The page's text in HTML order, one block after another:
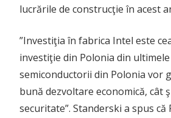
lucrările de construcţie în acest
”Investiţia în fabrica Intel este
investiţie din Polonia din ultimele
semiconductorii din Polonia vor
bună dezvoltare economică, cât
securitate”. Standerski a spus că